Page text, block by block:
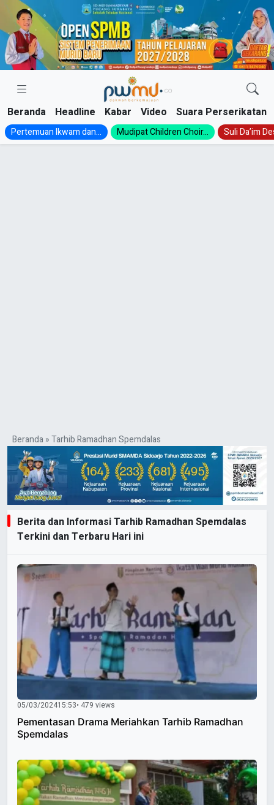
Skip
content
Beranda Headline Kabar Video Suara Perserikatan
Pertemuan Ikwam dan... Mudipat Children Choir... Suli Da’im
Beranda»Tarhib Ramadhan Spemdalas
Berita dan Informasi Tarhib Ramadhan Spemdalas
Terkini dan Terbaru Hari ini
05/03/202415:53• 479 views
Pementasan Drama Meriahkan Tarhib Ramadhan
Spemdalas